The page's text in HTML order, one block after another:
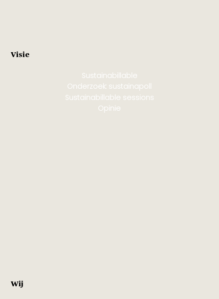
Wij
Visie
Sustainabillable
Onderzoek: sustainapoll
Sustainabillable sessions
Opinie